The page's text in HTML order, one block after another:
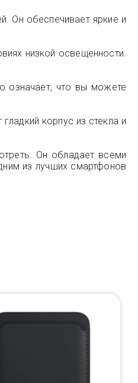
Он обеспечивает яркие и
низкой освещенности.
означает, что вы можете
корпус из стекла и
Он обладает всеми
из лучших смартфонов